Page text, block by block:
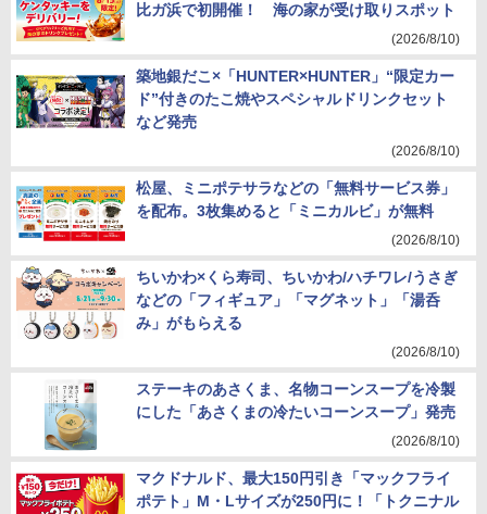
比ガ浜で初開催！ 海の家が受け取りスポット
(2026/8/10)
築地銀だこ×「HUNTER×HUNTER」“限定カー
ド”付きのたこ焼やスペシャルドリンクセット
など発売
(2026/8/10)
松屋、ミニポテサラなどの「無料サービス券」
を配布。3枚集めると「ミニカルビ」が無料
(2026/8/10)
ちいかわ×くら寿司、ちいかわ/ハチワレ/うさぎ
などの「フィギュア」「マグネット」「湯呑
み」がもらえる
(2026/8/10)
ステーキのあさくま、名物コーンスープを冷製
にした「あさくまの冷たいコーンスープ」発売
(2026/8/10)
マクドナルド、最大150円引き「マックフライ
ポテト」M・Lサイズが250円に！「トクニナル